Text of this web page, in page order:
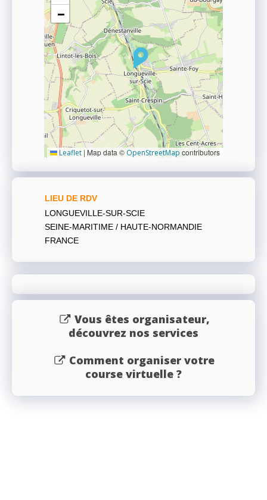
−
Leaflet | Map data © OpenStreetMap contributors
LIEU DE RDV
LONGUEVILLE-SUR-SCIE
SEINE-MARITIME / HAUTE-NORMANDIE
FRANCE
Vous êtes organisateur,
découvrez nos services
Comment organiser votre
course virtuelle ?